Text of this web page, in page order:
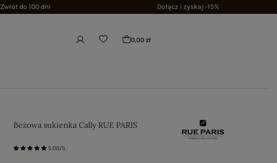
Zwrot do 100 dni Dołącz i zyskaj -15%
0,00 zł
Beżowa sukienka Cally RUE PARIS
5.00/5